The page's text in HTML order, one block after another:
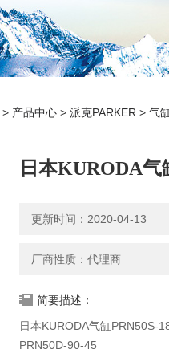
> 产品中心 > 派克PARKER > 气
日本KURODA气
更新时间：2020-04-13
厂商性质：代理商
简要描述：
日本KURODA气缸PRN50S-
PRN50D-90-45